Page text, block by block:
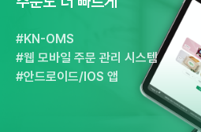
KN-OMS
웹 모바일 주문 관리 시스템
안드로이드/IOS 앱